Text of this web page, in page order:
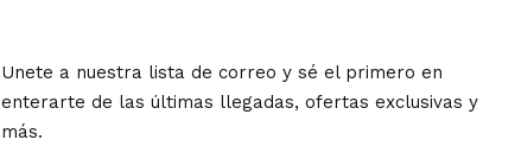
Unete a nuestra lista de correo y sé el primero en
enterarte de las últimas llegadas, ofertas exclusivas y
más.